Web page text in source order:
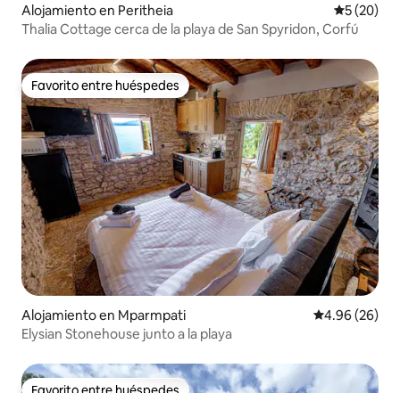
Alojamiento en Peritheia
5 (20)
Thalia Cottage cerca de la playa de San Spyridon, Corfú
Favorito entre huéspedes
Favorito entre huéspedes
Alojamiento en Mparmpati Calificación
4.96 (26)
Elysian Stonehouse junto a la playa